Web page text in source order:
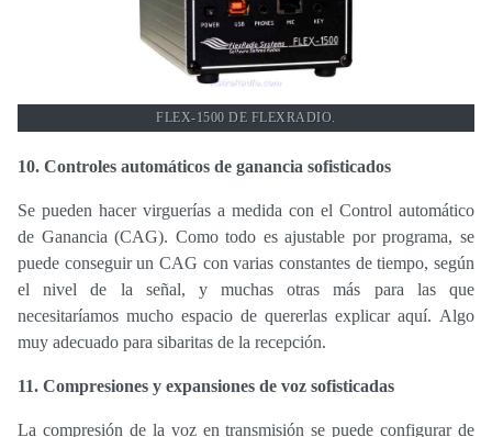
FLEX-1500 DE FLEXRADIO.
10. Controles automáticos de ganancia sofisticados
Se pueden hacer virguerías a medida con el Control automático
de Ganancia (CAG). Como todo es ajustable por programa, se
puede conseguir un CAG con varias constantes de tiempo, según
el nivel de la señal, y muchas otras más para las que
necesitaríamos mucho espacio de quererlas explicar aquí. Algo
muy adecuado para sibaritas de la recepción.
11. Compresiones y expansiones de voz sofisticadas
La compresión de la voz en transmisión se puede configurar de